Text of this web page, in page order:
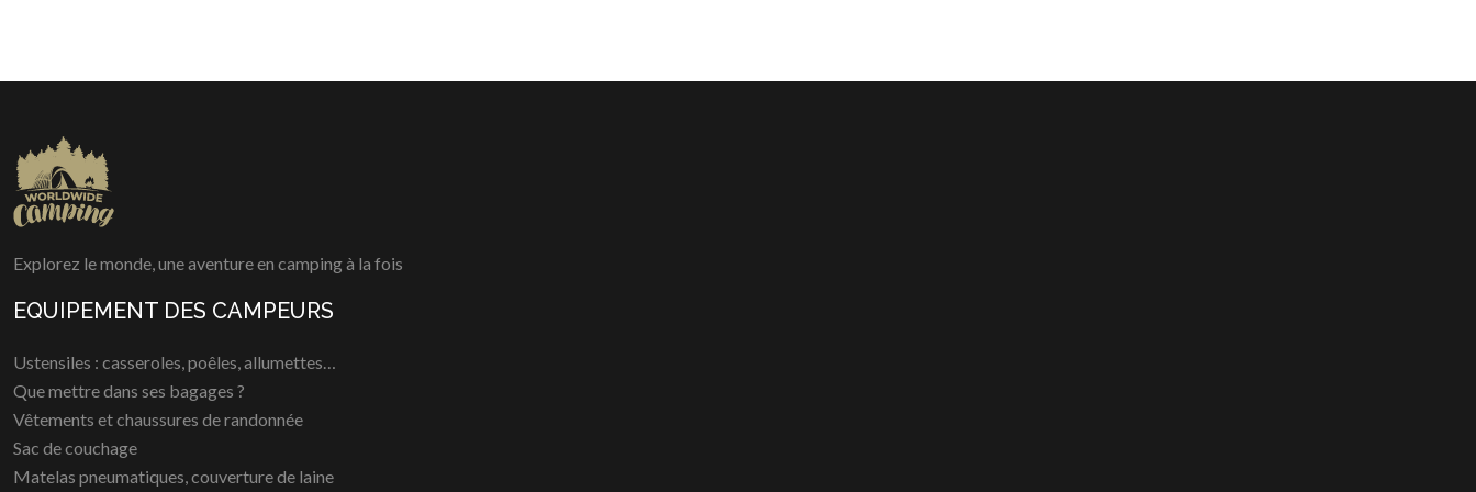
Explorez le monde, une aventure en camping à la fois
EQUIPEMENT DES CAMPEURS
Ustensiles : casseroles, poêles, allumettes…
Que mettre dans ses bagages ?
Vêtements et chaussures de randonnée
Sac de couchage
Matelas pneumatiques, couverture de laine